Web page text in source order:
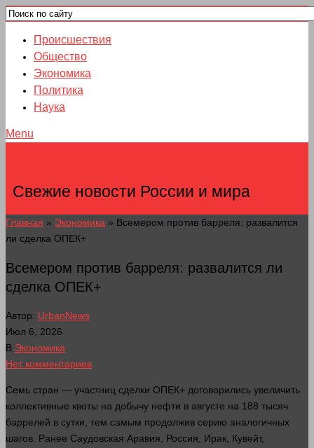
Происшествия
Общество
Экономика
Политика
Наука
Menu
Свежие новости России и мира
Главная » Экономика » Всемером против барреля: развалится
ли сделка ОПЕК+
Всемером против барреля: развалится ли
сделка ОПЕК+
Автор: UrbanNews
Июл 6, 2026
В Экономика
Нет комментариев
Семь стран — участниц сделки ОПЕК+ договорились увеличить
коллективные квоты на добычу нефти в августе на 188 тысяч
баррелей в сутки, тем самым продолжив серию аналогичных
шагов. Ранее Саудовская Аравия, Россия, Ирак, Кувейт,